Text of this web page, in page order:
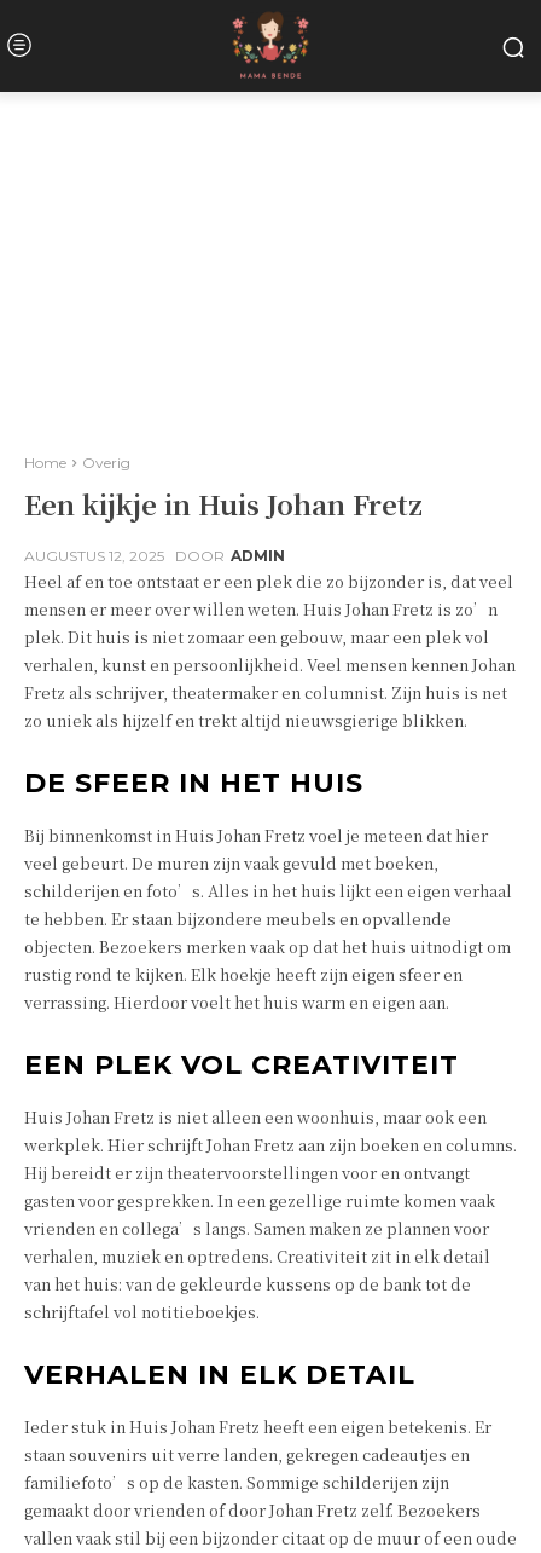
Home Overig
Een kijkje in Huis Johan Fretz
AUGUSTUS 12, 2025 DOOR ADMIN
Heel af en toe ontstaat er een plek die zo bijzonder is, dat veel
mensen er meer over willen weten. Huis Johan Fretz is zo’n
plek. Dit huis is niet zomaar een gebouw, maar een plek vol
verhalen, kunst en persoonlijkheid. Veel mensen kennen Johan
Fretz als schrijver, theatermaker en columnist. Zijn huis is net
zo uniek als hijzelf en trekt altijd nieuwsgierige blikken.
DE SFEER IN HET HUIS
Bij binnenkomst in Huis Johan Fretz voel je meteen dat hier
veel gebeurt. De muren zijn vaak gevuld met boeken,
schilderijen en foto’s. Alles in het huis lijkt een eigen verhaal
te hebben. Er staan bijzondere meubels en opvallende
objecten. Bezoekers merken vaak op dat het huis uitnodigt om
rustig rond te kijken. Elk hoekje heeft zijn eigen sfeer en
verrassing. Hierdoor voelt het huis warm en eigen aan.
EEN PLEK VOL CREATIVITEIT
Huis Johan Fretz is niet alleen een woonhuis, maar ook een
werkplek. Hier schrijft Johan Fretz aan zijn boeken en columns.
Hij bereidt er zijn theatervoorstellingen voor en ontvangt
gasten voor gesprekken. In een gezellige ruimte komen vaak
vrienden en collega’s langs. Samen maken ze plannen voor
verhalen, muziek en optredens. Creativiteit zit in elk detail
van het huis: van de gekleurde kussens op de bank tot de
schrijftafel vol notitieboekjes.
VERHALEN IN ELK DETAIL
Ieder stuk in Huis Johan Fretz heeft een eigen betekenis. Er
staan souvenirs uit verre landen, gekregen cadeautjes en
familiefoto’s op de kasten. Sommige schilderijen zijn
gemaakt door vrienden of door Johan Fretz zelf. Bezoekers
vallen vaak stil bij een bijzonder citaat op de muur of een oude